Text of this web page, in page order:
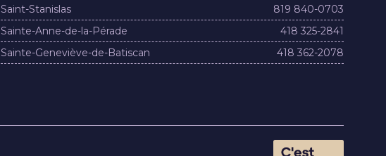
Saint-Stanislas
819 840-0703
Sainte-Anne-de-la-Pérade
418 325-2841
Sainte-Geneviève-de-Batiscan
418 362-2078